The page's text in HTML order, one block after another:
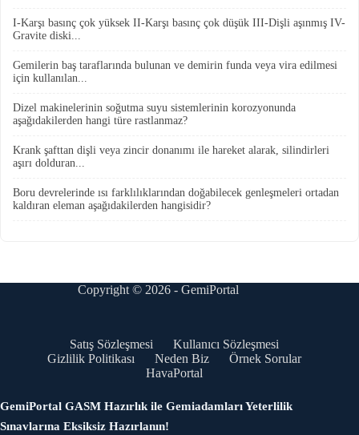
I-Karşı basınç çok yüksek II-Karşı basınç çok düşük III-Dişli aşınmış IV-
Gravite diski...
Gemilerin baş taraflarında bulunan ve demirin funda veya vira edilmesi
için kullanılan...
Dizel makinelerinin soğutma suyu sistemlerinin korozyonunda
aşağıdakilerden hangi türe rastlanmaz?
Krank şafttan dişli veya zincir donanımı ile hareket alarak, silindirleri
aşırı dolduran...
Boru devrelerinde ısı farklılıklarından doğabilecek genleşmeleri ortadan
kaldıran eleman aşağıdakilerden hangisidir?
Copyright © 2026 - GemiPortal
Satış Sözleşmesi
Kullanıcı Sözleşmesi
Gizlilik Politikası
Neden Biz
Örnek Sorular
HavaPortal
GemiPortal GASM Hazırlık ile Gemiadamları Yeterlilik
Sınavlarına Eksiksiz Hazırlanın!